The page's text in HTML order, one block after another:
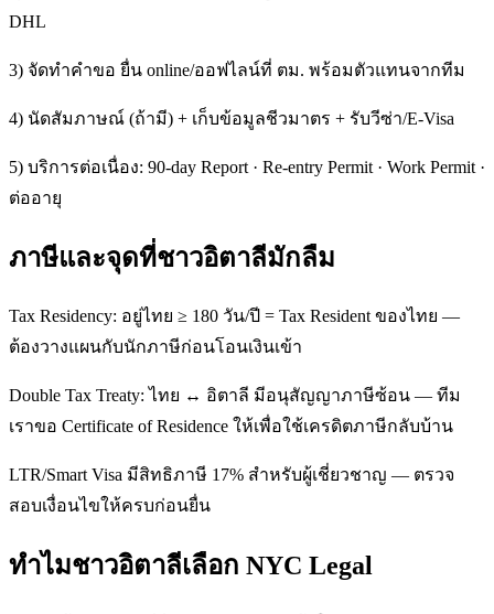
DHL
3) จัดทำคำขอ ยื่น online/ออฟไลน์ที่ ตม. พร้อมตัวแทนจากทีม
4) นัดสัมภาษณ์ (ถ้ามี) + เก็บข้อมูลชีวมาตร + รับวีซ่า/E-Visa
5) บริการต่อเนื่อง: 90-day Report · Re-entry Permit · Work Permit ·
ต่ออายุ
ภาษีและจุดที่ชาวอิตาลีมักลืม
Tax Residency: อยู่ไทย ≥ 180 วัน/ปี = Tax Resident ของไทย —
ต้องวางแผนกับนักภาษีก่อนโอนเงินเข้า
Double Tax Treaty: ไทย ↔ อิตาลี มีอนุสัญญาภาษีซ้อน — ทีม
เราขอ Certificate of Residence ให้เพื่อใช้เครดิตภาษีกลับบ้าน
LTR/Smart Visa มีสิทธิภาษี 17% สำหรับผู้เชี่ยวชาญ — ตรวจ
สอบเงื่อนไขให้ครบก่อนยื่น
ทำไมชาวอิตาลีเลือก NYC Legal